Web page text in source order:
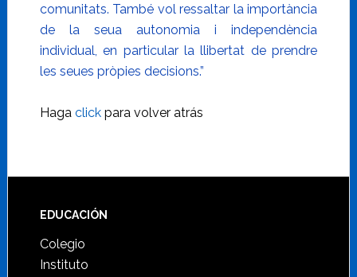
comunitats. També vol ressaltar la importància
de la seua autonomia i independència
individual, en particular la llibertat de prendre
les seues pròpies decisions.”
Haga clickpara volver atrás
Footer
EDUCACIÓN
Colegio
Instituto